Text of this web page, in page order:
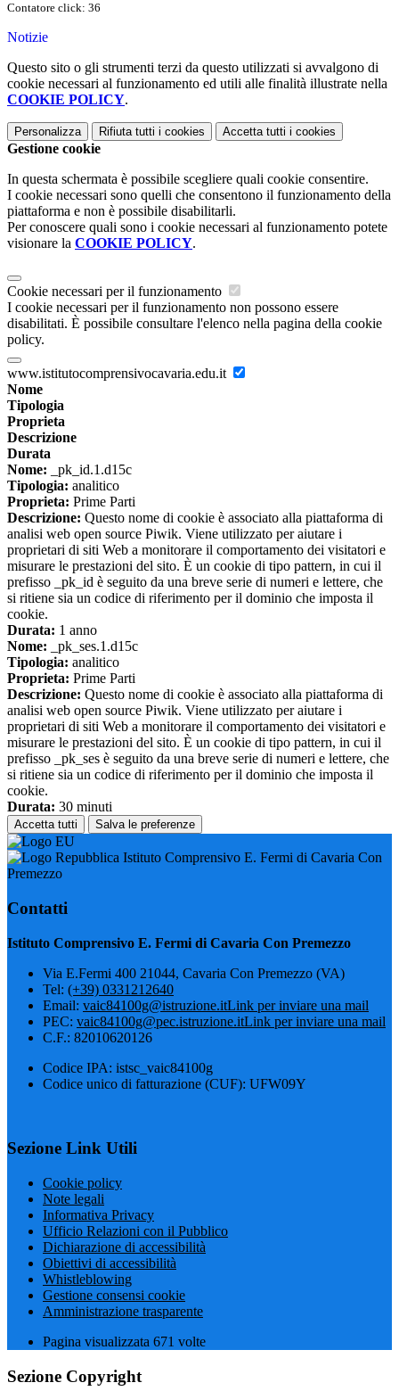
Contatore click: 36
Notizie
Questo sito o gli strumenti terzi da questo utilizzati si avvalgono di
cookie necessari al funzionamento ed utili alle finalità illustrate nella
COOKIE POLICY.
Personalizza Rifiuta tutti i cookies Accetta tutti i cookies
Gestione cookie
In questa schermata è possibile scegliere quali cookie consentire.
I cookie necessari sono quelli che consentono il funzionamento della
piattaforma e non è possibile disabilitarli.
Per conoscere quali sono i cookie necessari al funzionamento potete
visionare la COOKIE POLICY.
Cookie necessari per il funzionamento
I cookie necessari per il funzionamento non possono essere
disabilitati. È possibile consultare l'elenco nella pagina della cookie
policy.
www.istitutocomprensivocavaria.edu.it
Nome
Tipologia
Proprieta
Descrizione
Durata
Nome: _pk_id.1.d15c
Tipologia: analitico
Proprieta: Prime Parti
Descrizione: Questo nome di cookie è associato alla piattaforma di
analisi web open source Piwik. Viene utilizzato per aiutare i
proprietari di siti Web a monitorare il comportamento dei visitatori e
misurare le prestazioni del sito. È un cookie di tipo pattern, in cui il
prefisso _pk_id è seguito da una breve serie di numeri e lettere, che
si ritiene sia un codice di riferimento per il dominio che imposta il
cookie.
Durata: 1 anno
Nome: _pk_ses.1.d15c
Tipologia: analitico
Proprieta: Prime Parti
Descrizione: Questo nome di cookie è associato alla piattaforma di
analisi web open source Piwik. Viene utilizzato per aiutare i
proprietari di siti Web a monitorare il comportamento dei visitatori e
misurare le prestazioni del sito. È un cookie di tipo pattern, in cui il
prefisso _pk_ses è seguito da una breve serie di numeri e lettere, che
si ritiene sia un codice di riferimento per il dominio che imposta il
cookie.
Durata: 30 minuti
Accetta tutti Salva le preferenze
Istituto Comprensivo E. Fermi di Cavaria Con
Premezzo
Contatti
Istituto Comprensivo E. Fermi di Cavaria Con Premezzo
Via E.Fermi 400 21044, Cavaria Con Premezzo (VA)
Tel: (+39) 0331212640
Email: vaic84100g@istruzione.itLink per inviare una mail
PEC: vaic84100g@pec.istruzione.itLink per inviare una mail
C.F.: 82010620126
Codice IPA: istsc_vaic84100g
Codice unico di fatturazione (CUF): UFW09Y
Sezione Link Utili
Cookie policy
Note legali
Informativa Privacy
Ufficio Relazioni con il Pubblico
Dichiarazione di accessibilità
Obiettivi di accessibilità
Whistleblowing
Gestione consensi cookie
Amministrazione trasparente
Pagina visualizzata 671 volte
Sezione Copyright